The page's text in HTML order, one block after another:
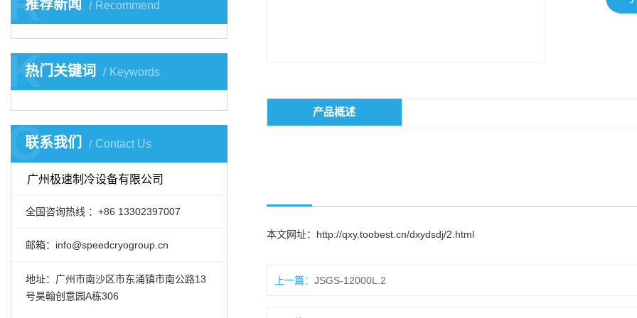
推荐新闻 Recommend
热门关键词 Keywords
K
联系我们 Contact Us
C
广州极速制冷设备有限公司
全国咨询热线 ：+86 13302397007
邮箱：info@speedcryogroup.cn
地址：广州市南沙区市东涌镇市南公路13
号昊翰创意园A栋306
产品概述
本文网址： http://qxy.toobest.cn/dxydsdj/2.html
上一篇： JSGS-12000L.2